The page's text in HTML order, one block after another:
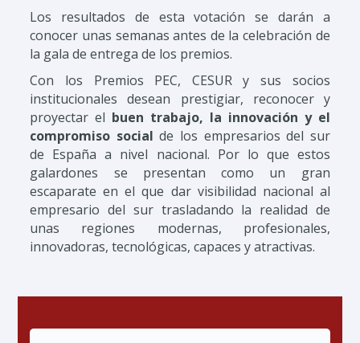
Los resultados de esta votación se darán a
conocer unas semanas antes de la celebración de
la gala de entrega de los premios.
Con los Premios PEC, CESUR y sus socios
institucionales desean prestigiar, reconocer y
proyectar el buen trabajo, la innovación y el
compromiso socialde los empresarios del sur
de España a nivel nacional. Por lo que estos
galardones se presentan como un gran
escaparate en el que dar visibilidad nacional al
empresario del sur trasladando la realidad de
unas regiones modernas, profesionales,
innovadoras, tecnológicas, capaces y atractivas.